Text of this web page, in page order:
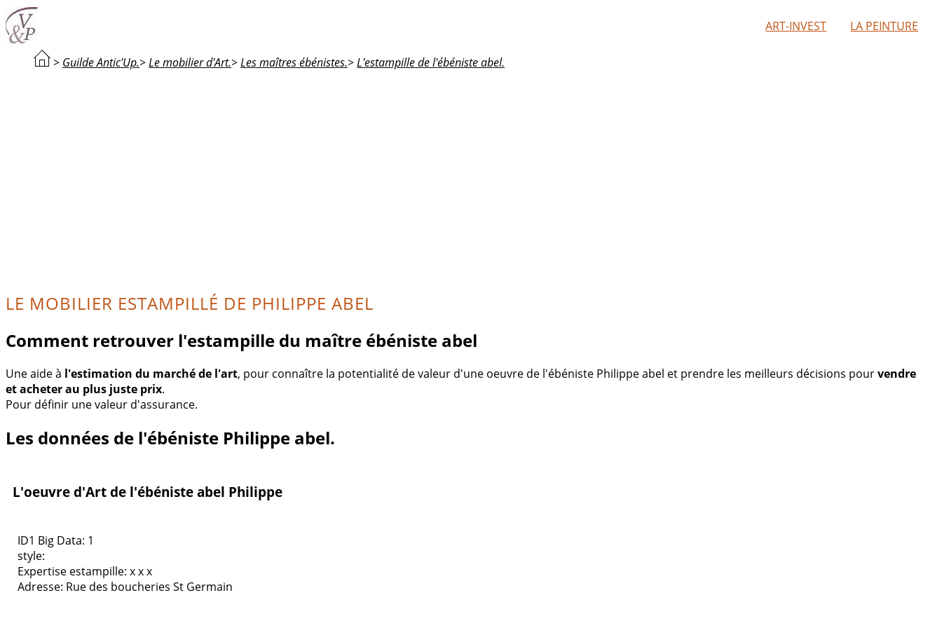
ART-INVEST LA PEINTURE
> Guilde Antic'Up.> Le mobilier d'Art.> Les maîtres ébénistes.> L'estampille de l'ébéniste abel.
LE MOBILIER ESTAMPILLÉ DE PHILIPPE ABEL
Comment retrouver l'estampille du maître ébéniste abel
Une aide à l'estimation du marché de l'art, pour connaître la potentialité de valeur d'une oeuvre de l'ébéniste Philippe abel et prendre les meilleurs décisions pourvendre
et acheter au plus juste prix.
Pour définir une valeur d'assurance.
Les données de l'ébéniste Philippe abel.
L'oeuvre d'Art de l'ébéniste abel Philippe
ID1 Big Data: 1
style:
Expertise estampille: x x x
Adresse: Rue des boucheries St Germain